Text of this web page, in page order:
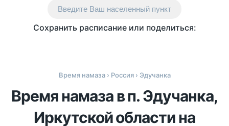
Введите Ваш населенный пункт
Сохранить расписание или поделиться:
Время намаза› Россия› Эдучанка
Время намаза в п. Эдучанка,
Иркутской области на